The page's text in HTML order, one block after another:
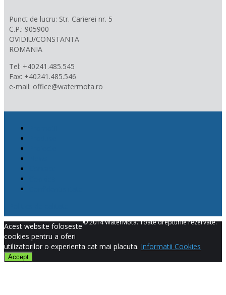
Punct de lucru: Str. Carierei nr. 5
C.P.: 905900
OVIDIU/CONSTANTA
ROMANIA
Tel: +40241.485.545
Fax: +40241.485.546
e-mail: office@watermota.ro
© 2014 WaterMota. Toate drepturile rezervate.
Acest website foloseste
cookies pentru a oferi
utilizatorilor o experienta cat mai placuta. Informatii Cookies
Accept